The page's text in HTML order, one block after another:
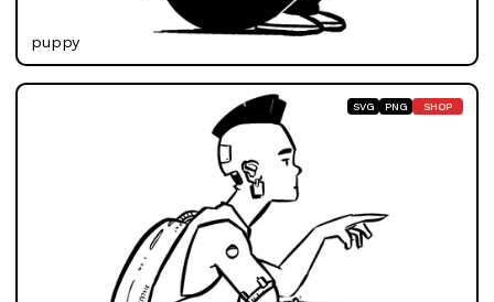
puppy
SVG PNG SHOP